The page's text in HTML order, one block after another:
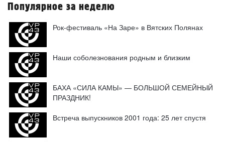
Популярное за неделю
Рок-фестиваль «На Заре» в Вятских Полянах
Наши соболезнования родным и близким
БАХА «СИЛА КАМЫ» — БОЛЬШОЙ СЕМЕЙНЫЙ
ПРАЗДНИК!
Встреча выпускников 2001 года: 25 лет спустя